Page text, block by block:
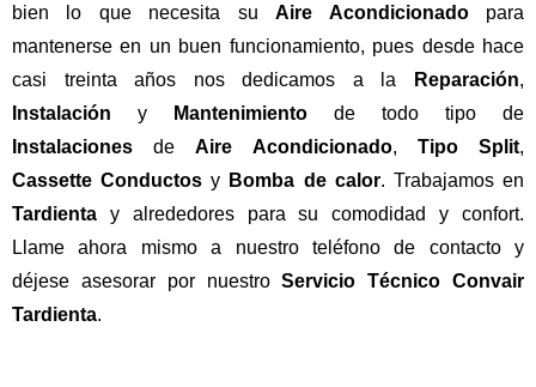
bien lo que necesita suAire Acondicionadopara
mantenerse en un buen funcionamiento, pues desde hace
casi treinta años nos dedicamos a la
Reparación,
Instalación y Mantenimiento de todo tipo de
Instalaciones deAire Acondicionado, Tipo Split,
Cassette Conductos y Bomba de calor. Trabajamos en
Tardienta y alrededores para su comodidad y confort.
Llame ahora mismo a nuestro teléfono de contacto y
déjese asesorar por nuestroServicio Técnico Convair
Tardienta.